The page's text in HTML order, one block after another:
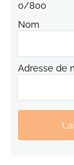
0/800
Nom
Adresse de